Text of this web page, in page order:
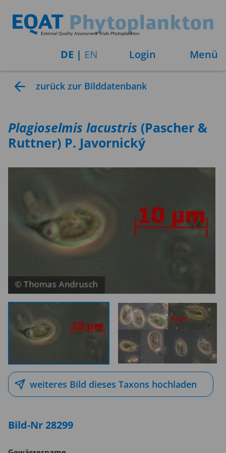
DE | EN Login Menü
zurück zur Bilddatenbank
Plagioselmis lacustris (Pascher &
Ruttner) P. Javornický
weiteres Bild dieses Taxons hochladen
Bild-Nr 28299